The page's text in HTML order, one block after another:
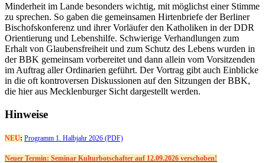
Minderheit im Lande besonders wichtig, mit möglichst einer Stimme
zu sprechen. So gaben die gemeinsamen Hirtenbriefe der Berliner
Bischofskonferenz und ihrer Vorläufer den Katholiken in der DDR
Orientierung und Lebenshilfe. Schwierige Verhandlungen zum
Erhalt von Glaubensfreiheit und zum Schutz des Lebens wurden in
der BBK gemeinsam vorbereitet und dann allein vom Vorsitzenden
im Auftrag aller Ordinarien geführt. Der Vortrag gibt auch Einblicke
in die oft kontroversen Diskussionen auf den Sitzungen der BBK,
die hier aus Mecklenburger Sicht dargestellt werden.
Hinweise
NEU: Programm 1. Halbjahr 2026 (PDF)
Neuer Termin: Seminar Kulturbotschafter auf 12.09.2026 verschoben!